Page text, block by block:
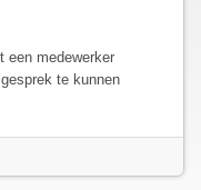
een medewerker
te kunnen